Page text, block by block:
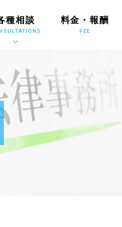
種相談 料金・報酬
FEE